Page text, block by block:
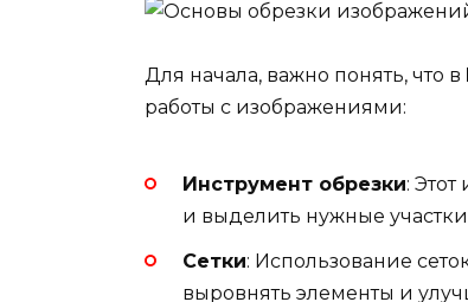
Для начала, важно понять, что в
работы с изображениями:
Инструмент обрезки:
и выделить нужные
Сетки: Использование
выровнять элементы и